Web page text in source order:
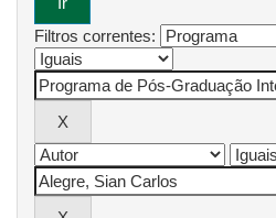
Filtros correntes: